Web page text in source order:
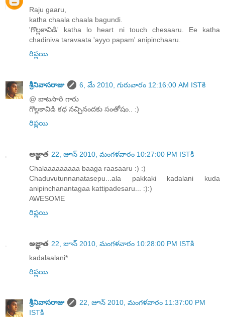
Raju gaaru,
katha chaala chaala bagundi.
'గొల్లకావిడి' katha lo heart ni touch chesaaru. Ee katha
chadiniva taravaata 'ayyo papam' anipinchaaru.
రిప్లయి
శ్రీనివాసరాజు
6, మే 2010, గురువారం 12:16:00 AM ISTకి
@ బాటసారి గారు
గొల్లకావిడి కధ నచ్చినందకు సంతోషం.. :)
రిప్లయి
అజ్ఞాత 22, జూన్ 2010, మంగళవారం 10:27:00 PM ISTకి
Chalaaaaaaaaa baaga raasaaru :) :)
Chaduvutunnanatasepu...ala pakkaki kadalani kuda
anipinchanantagaa kattipadesaru... :):)
AWESOME
రిప్లయి
అజ్ఞాత 22, జూన్ 2010, మంగళవారం 10:28:00 PM ISTకి
kadalaalani*
రిప్లయి
శ్రీనివాసరాజు
22, జూన్ 2010, మంగళవారం 11:37:00 PM
ISTకి